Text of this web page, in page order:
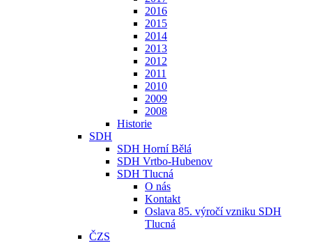
2016
2015
2014
2013
2012
2011
2010
2009
2008
Historie
SDH
SDH Horní Bělá
SDH Vrtbo-Hubenov
SDH Tlucná
O nás
Kontakt
Oslava 85. výročí vzniku SDH
Tlucná
ČZS